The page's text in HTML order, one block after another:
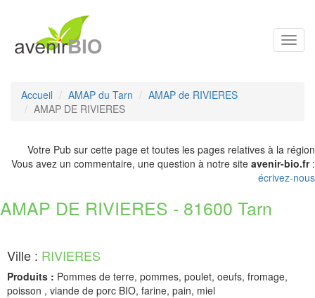
Accueil AMAP du Tarn
AMAP de RIVIERES
AMAP DE RIVIERES
Votre Pub sur cette page et toutes les pages relatives à la région
Vous avez un commentaire, une question à notre site avenir-bio.fr:
écrivez-nous
AMAP DE RIVIERES - 81600 Tarn
Ville : RIVIERES
Produits : Pommes de terre, pommes, poulet, oeufs, fromage,
poisson , viande de porc BIO, farine, pain, miel